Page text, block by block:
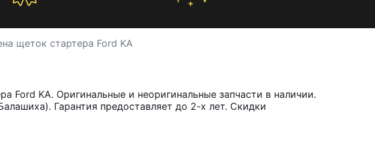
щеток стартера Ford KA
Ford KA. Оригинальные и неоригинальные запчасти в наличии.
Гарантия предоставляет до 2-х лет. Скидки